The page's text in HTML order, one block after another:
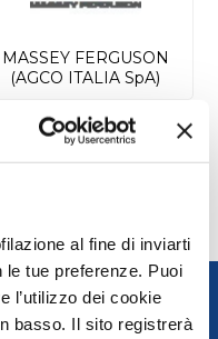
al fine di inviarti
tue preferenze. Puoi
l’utilizzo dei cookie
basso. Il sito registrerà
MASSEY FERGUSON
(AGCO ITALIA SpA)